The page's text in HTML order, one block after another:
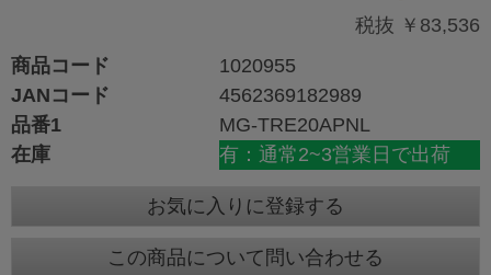
税抜 ￥83,536
商品コード
1020955
JANコード
4562369182989
品番1
MG-TRE20APNL
在庫
有：通常2~3営業日で出荷
お気に入りに登録する
この商品について問い合わせる